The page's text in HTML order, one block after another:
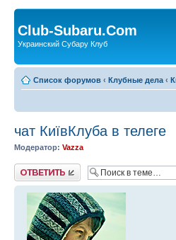
Club-Subaru.Com
Украинский Субару Клуб
Список форумов ‹ Клубные дела ‹
чат КиївКлуба в телеге
Модератор: Vazza
Ответить